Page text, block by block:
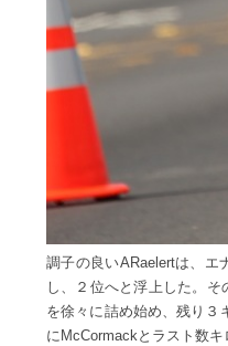
調子の良いARaelertは、エ
し、２位へと浮上した。
を徐々に詰め始め、残り３
にMcCormackとラスト数